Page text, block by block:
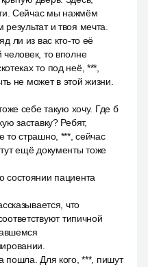
Сейчас мы нажмём
и твоя мечта.
ли из вас кто-то её
то вполне
то под неё, ***,
не может в этой жизни.
себе такую хочу. Где б
заставку? Ребят,
то страшно, ***, сейчас
ещё документы тоже
состоянии пациента
что
типичной
пошла. Для кого, ***, пишут